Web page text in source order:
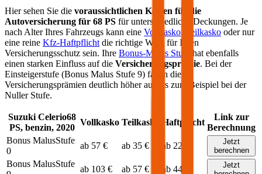
Hier sehen Sie die voraussichtlichen Kosten für die
Autoversicherung für 68 PS für unterschiedliche Deckungen. Je
nach Alter Ihres Fahrzeugs kann eine Vollkasko, Teilkasko oder nur
eine reine Kfz-Haftpflicht die richtige Wahl für Ihren
Versicherungsschutz sein. Ihre Bonus-Malus Stufe
hat ebenfalls
einen starken Einfluss auf die Versicherungsprämie. Bei der
Einsteigerstufe (Bonus Malus Stufe 9) fallen die
Versicherungsprämien deutlich höher aus als zum Beispiel bei der
Nuller Stufe.
Suzuki Celerio68
PS, benzin, 2020
Vollkasko Teilkasko Haftpflicht
Link zur
Berechnung
Bonus MalusStufe
0
ab 57 € ab 35 € ab 22 €
Jetzt
berechnen
Bonus MalusStufe
ab 103 € ab 57 € ab 44 €
Jetzt